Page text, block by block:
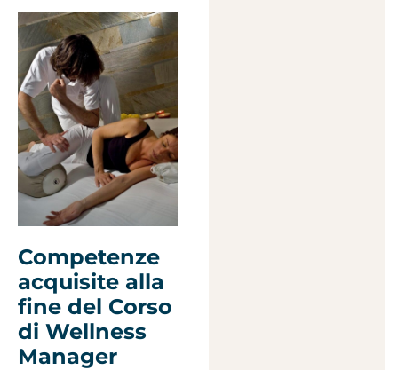
Competenze
acquisite alla
fine del Corso
di Wellness
Manager